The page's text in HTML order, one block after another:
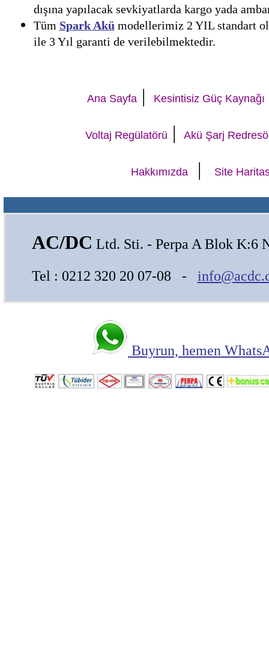
dışına yapılacak sevkiyatlarda kargo yada
Tüm Spark Akü modellerimiz 2 YIL standart
ile 3 Yıl garanti de verilebilmektedir.
Ana Sayfa | Kesintisiz Güç Kaynağı
Voltaj Regülatörü | Akü Şarj
Hakkımızda | Site
AC/DC Ltd. Sti. - Perpa A Blok K:6
Tel : 0212 320 20 07-08 -
Buyrun, hemen